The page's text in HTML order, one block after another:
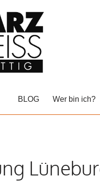
BLOG Wer bin ich?